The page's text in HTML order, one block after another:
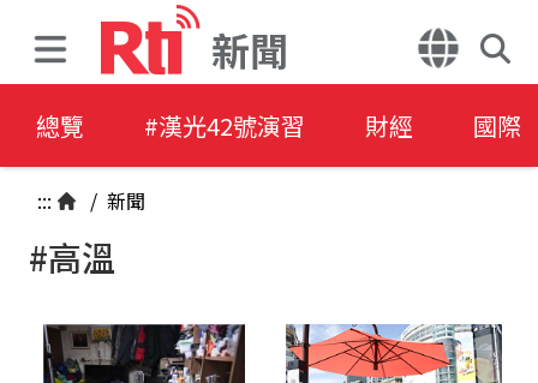
新聞
總覽 #漢光42號演習 財經 國際
::: / 新聞
#高溫